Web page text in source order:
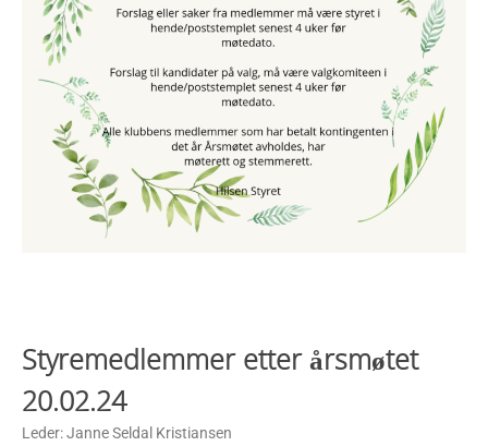
Styremedlemmer etter årsmøtet
20.02.24
Leder: Janne Seldal Kristiansen